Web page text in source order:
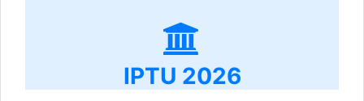
IPTU 2026